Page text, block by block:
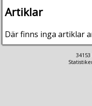
Artiklar
Där finns inga artiklar